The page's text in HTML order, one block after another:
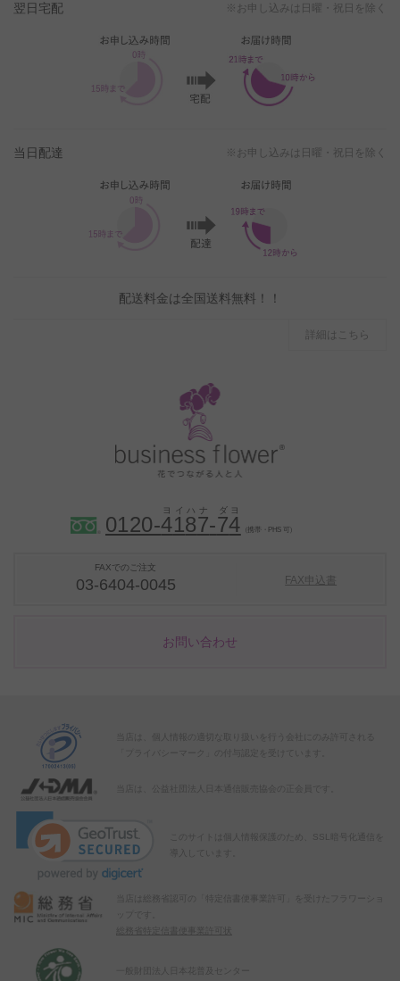
翌日宅配 ※お申し込みは日曜・祝日を除く
当日配達 ※お申し込みは日曜・祝日を除く
配送料金は全国送料無料！！
詳細はこちら
0120-4187-74 （携帯・PHS 可）
FAXでのご注文
03-6404-0045 FAX申込書
お問い合わせ
当店は、個人情報の適切な取り扱いを行う会社にのみ許可される
「プライバシーマーク」の付与認定を受けています。
このサイトは個人情報保護のため、SSL暗号化通信を
導入しています。
当店は総務省認可の「特定信書便事業許可」を受けたフラワーショ
総務省特定信書便事業許可状